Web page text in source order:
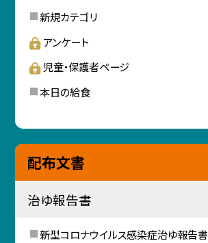
新規カテゴリ
アンケート
児童・保護者ページ
本日の給食
配布文書
治ゆ報告書
新型コロナウイルス感染症治ゆ報告書